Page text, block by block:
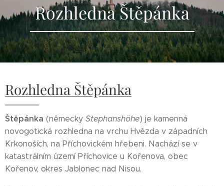
Rozhledna Štěpánka
Rozhledna Štěpánka
Štěpánka (německy Stephanshöhe) je kamenná
novogotická rozhledna na vrchu Hvězda v západních
Krkonoších, na Příchovickém hřebeni. Nachází se v
katastrálním území Příchovice u Kořenova, obec
Kořenov, okres Jablonec nad Nisou.